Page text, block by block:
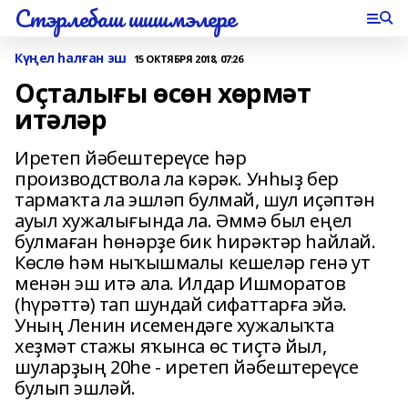
Стэрлебаш шишмэлере
Күңел һалған эш 15 ОКТЯБРЯ 2018, 07:26
Оҫталығы өсөн хөрмәт
итәләр
Иретеп йәбештереүсе һәр
производствола ла кәрәк. Унһыҙ бер
тармаҡта ла эшләп булмай, шул иҫәптән
ауыл хужалығында ла. Әммә был еңел
булмаған һөнәрҙе бик һирәктәр һайлай.
Көслө һәм ныҡышмалы кешеләр генә ут
менән эш итә ала. Илдар Ишморатов
(һүрәттә) тап шундай сифаттарға эйә.
Уның Ленин исемендәге хужалыҡта
хеҙмәт стажы яҡынса өс тиҫтә йыл,
шуларҙың 20һе - иретеп йәбештереүсе
булып эшләй.